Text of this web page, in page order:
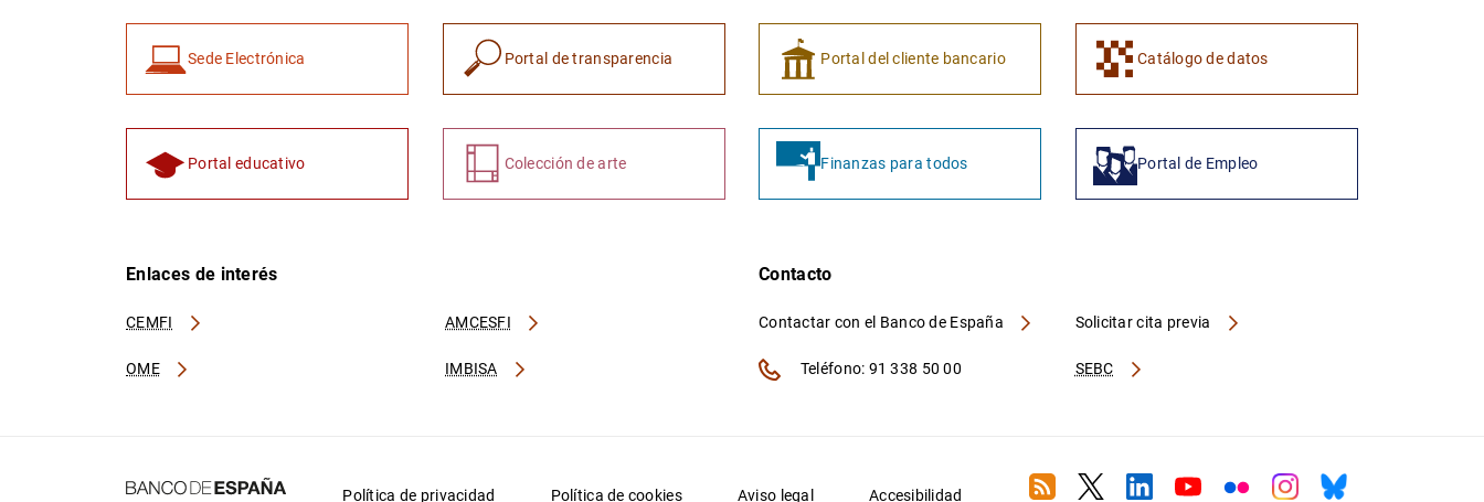
1
Sede Electrónica Portal de transparencia Portal del cliente bancario Catálogo de datos
Portal educativo Colección de arte Finanzas para todos Portal de Empleo
Enlaces de interés
CEMFI AMCESFI
OME IMBISA
Contacto
Contactar con el Banco de España
SEBC
Solicitar cita previa
Teléfono: 91 338 50 00
Política de privacidad Política de cookies Aviso legal Accesibilidad RSS TwitterLinkedin
YoutubeFlickrInstagram
Bluesky